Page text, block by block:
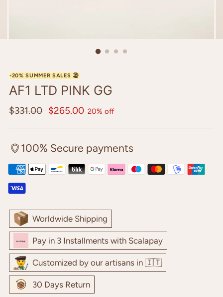
AF1 LTD PINK GG
Regular
$331.00 $265.00 20% off
100% Secure payments
Worldwide Shipping
Pay in 3 Installments with Scalapay
Customized by our artisans in 🇮🇹
30 Days Return